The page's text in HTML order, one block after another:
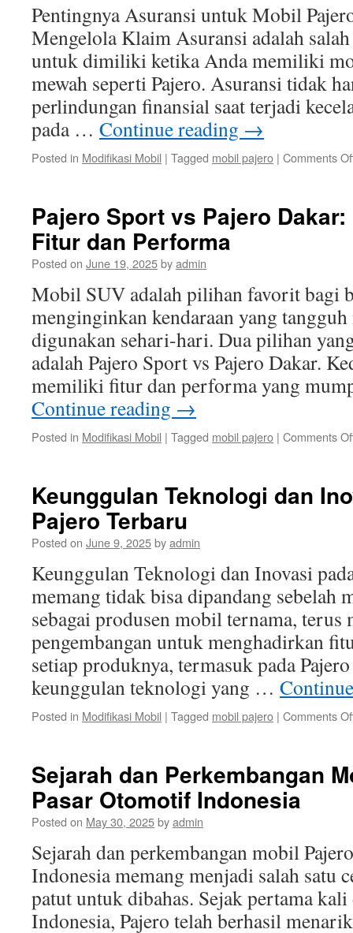
Pentingnya Asuransi untuk Mobil
Mengelola Klaim Asuransi adalah
untuk dimiliki ketika Anda memiliki
mewah seperti Pajero. Asuransi tidak
perlindungan finansial saat terjadi
pada … Continue reading →
Posted in Modifikasi Mobil | Tagged mobil pajero | Comments
Pajero Sport vs Pajero
Fitur dan Performa
Posted on June 19, 2025byadmin
Mobil SUV adalah pilihan favorit bagi
menginginkan kendaraan yang
digunakan sehari-hari. Dua pilihan
adalah Pajero Sport vs Pajero Dakar.
memiliki fitur dan performa yang
Continue reading →
Posted in Modifikasi Mobil | Tagged mobil pajero | Comments
Keunggulan Teknologi dan
Pajero Terbaru
Posted on June 9, 2025byadmin
Keunggulan Teknologi dan Inovasi
memang tidak bisa dipandang sebelah
sebagai produsen mobil ternama, terus
pengembangan untuk menghadirkan
setiap produknya, termasuk pada
keunggulan teknologi yang …
Posted in Modifikasi Mobil | Tagged mobil pajero | Comments
Sejarah dan Perkembangan
Pasar Otomotif Indonesia
Posted on May 30, 2025byadmin
Sejarah dan perkembangan mobil
Indonesia memang menjadi salah satu
patut untuk dibahas. Sejak pertama
Indonesia, Pajero telah berhasil